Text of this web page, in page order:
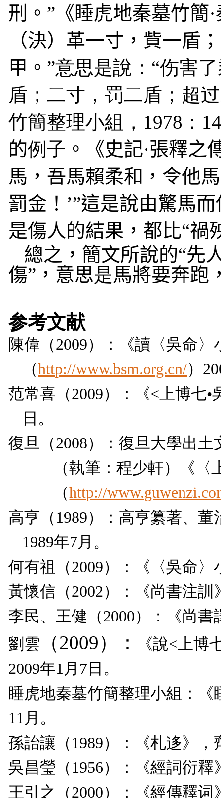
刑。”《睡虎地秦墓竹簡
（決）革一寸，貲一盾
甲。 ”意思是說：“伤害了
盾；二寸，罚二盾；超
竹簡整理小組， 1978 ：
的例子 。《史記·張釋之
馬，吾馬賴柔和，令他
罰金！’”這是說由驚馬
是傷人的結果，都比“禍
總之，簡文所說的“先
傷”，意思是馬將要奔跑
参考文献
陳偉（2009）：《讀〈吳命〉
（http://www.bsm.org.cn/）
范常喜（2009）：《< 上博七•
日。
復旦（2008）：復旦大學出
（執筆：程少軒）
《
（http://
高亨（ 1989）：高亨纂著、
1989年7 月。
何有祖（2009）：《〈吳命〉
黃懷信（2002）：《尚書注訓
李民、王健（2000）：《尚書
劉雲
（2009）： 《說< 上博
2009年1 月 7 日。
睡虎地秦墓竹簡整理小組：
11 月。
孫詒讓（ 1989）：《札迻》，
吳昌瑩（ 1956）：《經詞衍釋
王引之（2000）：《經傳釋词